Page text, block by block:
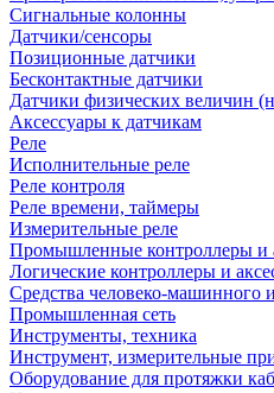
Сигнальные колонны
Датчики/сенсоры
Позиционные датчики
Бесконтактные датчики
Датчики физических величин
Аксессуары к датчикам
Реле
Исполнительные реле
Реле контроля
Реле времени, таймеры
Измерительные реле
Промышленные контроллеры и
Логические контроллеры и
Средства человеко-машинного
Промышленная сеть
Инструменты, техника
Инструмент, измерительные
Оборудование для протяжки